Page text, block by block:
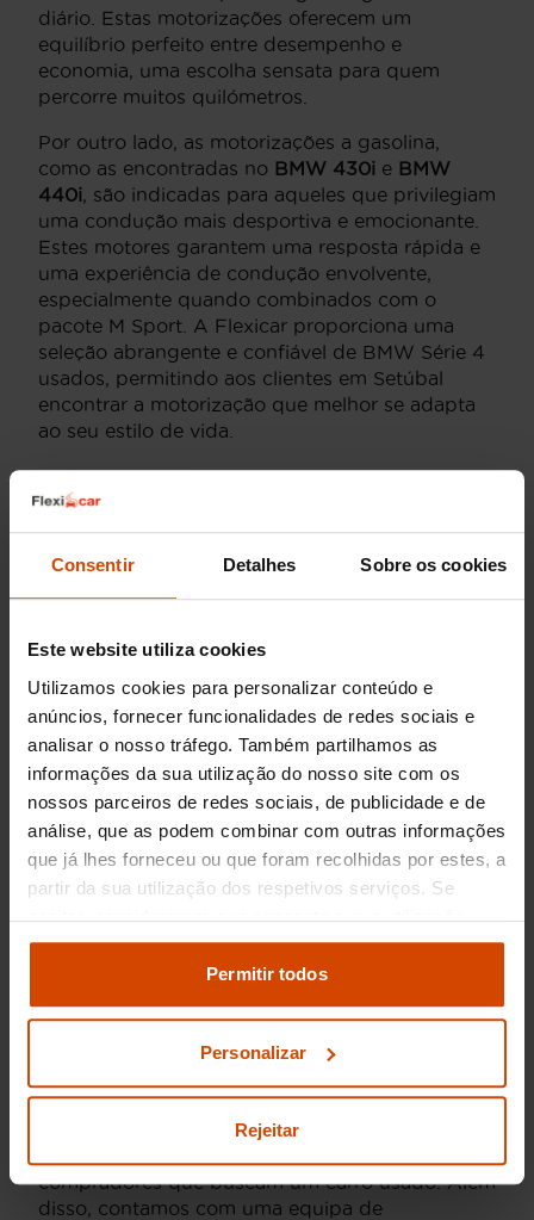
Consentir Detalhes Sobre os cookies
Este website utiliza cookies
Utilizamos cookies para personalizar conteúdo e
anúncios, fornecer funcionalidades de redes sociais e
analisar o nosso tráfego. Também partilhamos as
informações da sua utilização do nosso site com os
nossos parceiros de redes sociais, de publicidade e de
análise, que as podem combinar com outras informações
que já lhes forneceu ou que foram recolhidas por estes, a
partir da sua utilização dos respetivos serviços. Se
aceitar, consideramos que consente a sua utilização.
Pode modificar as suas opções de consentimento e
definições de cookies
definições e saber mais na nossapolítica de
Permitir todos
Personalizar
Rejeitar
diário. Estas motorizações oferecem um
equilíbrio perfeito entre desempenho e
economia, uma escolha sensata para quem
percorre muitos quilómetros.
Por outro lado, as motorizações a gasolina,
como as encontradas no BMW 430i e BMW
440i, são indicadas para aqueles que privilegiam
uma condução mais desportiva e emocionante.
Estes motores garantem uma resposta rápida e
uma experiência de condução envolvente,
especialmente quando combinados com o
pacote M Sport. A Flexicar proporciona uma
seleção abrangente e confiável de BMW Série 4
usados, permitindo aos clientes em Setúbal
encontrar a motorização que melhor se adapta
ao seu estilo de vida.
Preço dos BMW Série 4
usados em Setúbal
O BMW Série 4 é uma escolha popular entre os
procuram uma experiência de condução
excitante sem comprometer o conforto. Ao
considerar a compra de um BMW Série 4 usado
em Setúbal, os interessados podem esperar
encontrar preços que variam entre 25.000€ e
45.000€, dependendo do ano, quilometragem e
estado geral do veículo. Modelos mais recentes
ou com menos quilómetros tendem a situar-se
na faixa superior deste espectro de preços.
Porque comprar um BMW Série
4 usado em Setúbal com a
Flexicar?
Adquirir um BMW Série 4 usado em Setúbal
várias razões. A Flexicar é reconhecida pelo seu
compromisso em fornecer veículos de alta
compradores que buscam um carro usado. Além
disso, contamos com uma equipa de